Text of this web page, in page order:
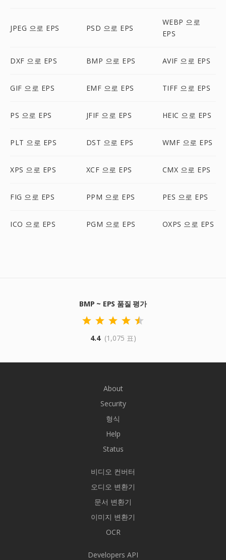
JPEG 으로 EPS PSD 으로 EPS
WEBP 으로
EPS
DXF 으로 EPS BMP 으로 EPS AVIF 으로 EPS
GIF 으로 EPS EMF 으로 EPS TIFF 으로 EPS
PS 으로 EPS JFIF 으로 EPS HEIC 으로 EPS
PLT 으로 EPS DST 으로 EPS WMF 으로 EPS
XPS 으로 EPS XCF 으로 EPS CMX 으로 EPS
FIG 으로 EPS PPM 으로 EPS PES 으로 EPS
ICO 으로 EPS PGM 으로 EPS OXPS 으로 EPS
BMP ~ EPS 품질 평가
4.4 (1,075 표)
About
Security
형식
Help
Status
비디오 컨버터
오디오 변환기
문서 변환기
이미지 변환기
OCR
Developers API